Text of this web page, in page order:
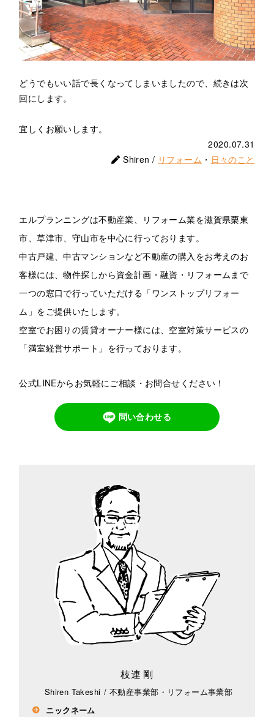
どうでもいい話で長くなってしまいましたので、続きは次
回にします。
宜しくお願いします。
2020.07.31
Shiren / リフォーム ・ 日々のこと
エルプランニングは不動産業、リフォーム業を滋賀県栗東
市、草津市、守山市を中心に行っております。
中古戸建、中古マンションなど不動産の購入をお考えのお
客様には、物件探しから資金計画・融資・リフォームまで
一つの窓口で行っていただける「ワンストップリフォー
ム」をご提供いたします。
空室でお困りの賃貸オーナー様には、空室対策サービスの
「満室経営サポート」を行っております。
公式LINEからお気軽にご相談・お問合せください！
問い合わせる
枝連 剛
Shiren Takeshi / 不動産事業部・リフォーム事業部
ニックネーム